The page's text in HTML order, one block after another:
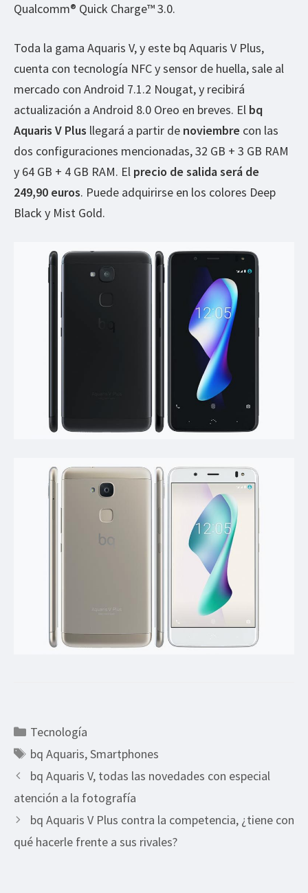
Qualcomm® Quick Charge™ 3.0.
Toda la gama Aquaris V, y este bq Aquaris V Plus,
cuenta con tecnología NFC y sensor de huella, sale al
mercado con Android 7.1.2 Nougat, y recibirá
actualización a Android 8.0 Oreo en breves. El bq
Aquaris V Plus llegará a partir de noviembre con las
dos configuraciones mencionadas, 32 GB + 3 GB RAM
y 64 GB + 4 GB RAM. El precio de salida será de
249,90 euros. Puede adquirirse en los colores Deep
Black y Mist Gold.
Categorías
Tecnología
Etiquetas
bq Aquaris,Smartphones
bq Aquaris V, todas las novedades con especial
atención a la fotografía
bq Aquaris V Plus contra la competencia, ¿tiene con
qué hacerle frente a sus rivales?